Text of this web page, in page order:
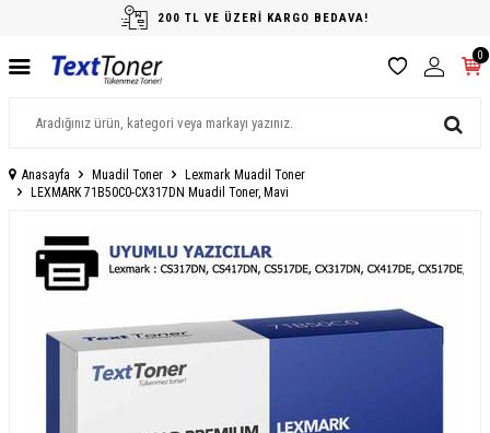
200 TL VE ÜZERİ KARGO BEDAVA!
0
Anasayfa Muadil Toner
Lexmark Muadil Toner
LEXMARK 71B50C0-CX317DN Muadil Toner, Mavi